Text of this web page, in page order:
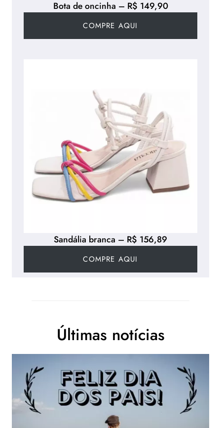
Sandália branca – R$ 156,89
COMPRE AQUI
Bota de oncinha – R$ 149,90
COMPRE AQUI
Últimas notícias